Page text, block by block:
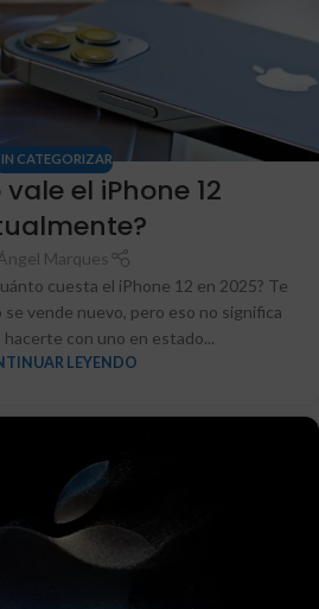
CATEGORIZAR
el iPhone 12
Marques
cuesta el iPhone 12 en 2025? Te
se vende nuevo, pero eso no significa
hacerte con uno en estado...
LEYENDO